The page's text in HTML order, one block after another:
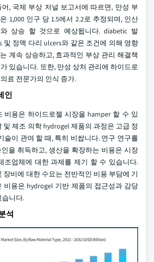
, 국제 부상 저널 보고서에 따르면, 만성 부
1,000 인구 당 1.5에서 2.2로 추정되며, 인산
상승 할 것으로 예상됩니다. diabetic 발
및 정맥 다리 ulcers와 같은 조건에 의해 영향
계속 상승하고, 효과적인 부상 관리 해결책
있습니다. 또한, 만성 상처 관리에 하이드로
료 전문가의 인식 증가.
인
비용은 하이드로젤 시장을 hamper 할 수 있
및 제조 의학 hydrogel 제품의 과정은 고급 정
술이 관여 할 때, 특히 비쌉니다. 연구 연구를
을 취득하고, 생산을 확장하는 비용은 시장
조업체에 대한 과제를 제기 할 수 있습니다.
장비에 대한 수요는 전반적인 비용 부담에 기
비용은 hydrogel 기반 제품의 접근성과 감당
습니다.
석